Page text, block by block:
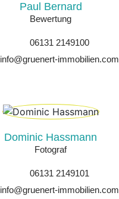
Paul Bernard
Bewertung
06131 2149100
info@gruenert-immobilien.com
Dominic Hassmann
Fotograf
06131 2149101
info@gruenert-immobilien.com